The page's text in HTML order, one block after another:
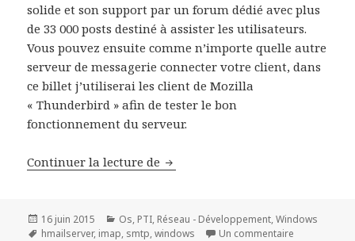
solide et son support par un forum dédié avec plus
de 33 000 posts destiné à assister les utilisateurs.
Vous pouvez ensuite comme n’importe quelle autre
serveur de messagerie connecter votre client, dans
ce billet j’utiliserai les client de Mozilla
« Thunderbird » afin de tester le bon
fonctionnement du serveur.
Continuer la lecture de Serveur de messagerie
Publié
le
16 juin 2015 Catégories
Os, PTI, Réseau - Développement,Windows
Mots-
hmailserver, imap, smtp,windows Un commentaire